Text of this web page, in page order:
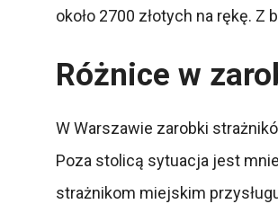
około 2700 złotych na rękę.
Różnice w
W Warszawie zarobki
Poza stolicą sytuacja jest
strażnikom miejskim